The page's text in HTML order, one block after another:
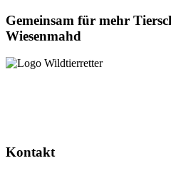
Gemeinsam für mehr
Wiesenmahd
Kontakt